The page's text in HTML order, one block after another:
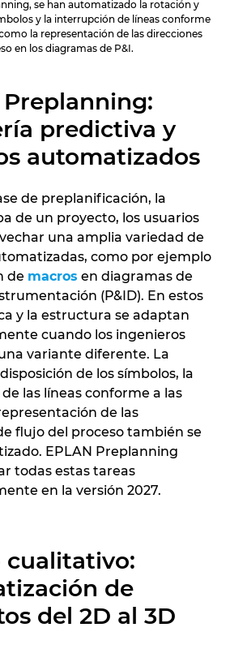
se han automatizado la rotación y
y la interrupción de líneas conforme
la representación de las direcciones
en los diagramas de P&I.
Preplanning:
predictiva y
automatizados
de preplanificación, la
de un proyecto, los usuarios
una amplia variedad de
como por ejemplo
de macros en diagramas de
(P&ID). En estos
y la estructura se adaptan
cuando los ingenieros
variante diferente. La
de los símbolos, la
las líneas conforme a las
de las
flujo del proceso también se
EPLAN Preplanning
todas estas tareas
en la versión 2027.
cualitativo:
de
del 2D al 3D